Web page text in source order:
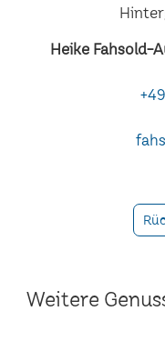
Heike Fahsold-
Weitere